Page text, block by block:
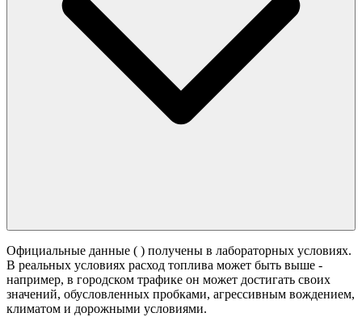
Официальные данные ( ) получены в лабораторных условиях.
В реальных условиях расход топлива может быть выше -
например, в городском трафике он может достигать своих
значений, обусловленных пробками, агрессивным вождением,
климатом и дорожными условиями.